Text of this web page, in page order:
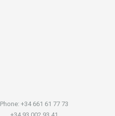
Phone: +34 661 61 77 73